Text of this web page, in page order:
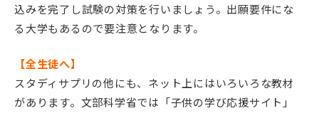
込みを完了し試験の対策を行いましょう。出願要件にな
る大学もあるので要注意となります。
【全生徒へ】
スタディサプリの他にも、ネット上にはいろいろな教材
があります。文部科学省では「子供の学び応援サイト」